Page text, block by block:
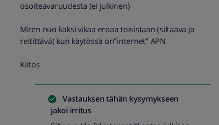
osoiteavaruudesta (ei julkinen)
Miten nuo kaksi vikaa eroaa toisistaan (siltaava ja
reitittävä) kun käytössä on”internet” APN
Kiitos
Vastauksen tähän kysymykseen
jakoi irritus